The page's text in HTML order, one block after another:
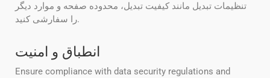
تنظیمات تبدیل مانند کیفیت تبدیل، محدوده صفحه و موارد دیگر
را سفارشی کنید.
انطباق و امنیت
Ensure compliance with data security regulations and